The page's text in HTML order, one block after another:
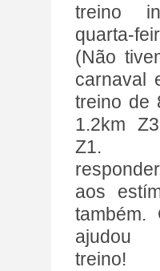
treino
quarta-
(Não
carnaval
treino de
1.2km
Z1.
aos
também.
ajudou
treino!